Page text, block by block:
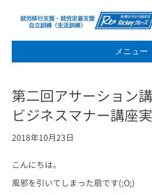
メニュー
第二回アサーション
ビジネスマナー講座
2018年10月23日
こんにちは。
風邪を引いてしまった扇です(;O;)